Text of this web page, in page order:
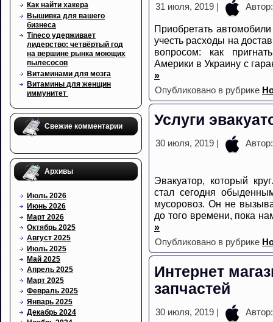
Как найти хакера
Вышивка для вашего
бизнеса
Tineco удерживает
лидерство: четвёртый год
на вершине рынка моющих
пылесосов
Витаминами для мозга
Витамины для женщин
иммунитет
Свежие комментарии
Архивы
Июль 2026
Июнь 2026
Март 2026
Октябрь 2025
Август 2025
Июль 2025
Май 2025
Апрель 2025
Март 2025
Февраль 2025
Январь 2025
Декабрь 2024
31 июля, 2019 |
Приобретать
учесть расходы на
вопросом: как
Америки в Украину с
»
Опубликовано в рубрике
Услуги
30 июля, 2019 |
Эвакуатор, который
стал сегодня
мусоровоз. Он не
до того времени, пока
»
Опубликовано в рубрике
Интернет
запчастей
30 июля, 2019 |